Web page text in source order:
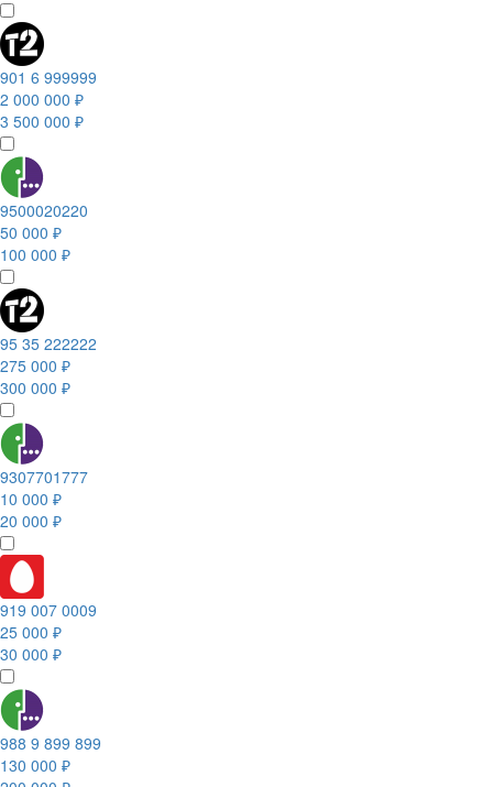
901 6 999999
2 000 000 ₽
3 500 000 ₽
9500020220
50 000 ₽
100 000 ₽
95 35 222222
275 000 ₽
300 000 ₽
9307701777
10 000 ₽
20 000 ₽
919 007 0009
25 000 ₽
30 000 ₽
988 9 899 899
130 000 ₽